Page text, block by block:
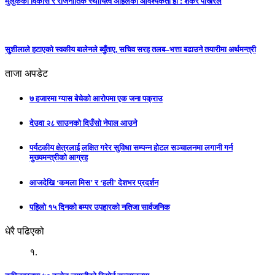
सुशीलाले हटाएको स्वकीय बालेनले ब्युँताए, सचिव सरह तलब–भत्ता बढाउने तयारीमा अर्थमन्त्री
ताजा अपडेट
७ हजारमा ग्यास बेचेको आरोपमा एक जना पक्राउ
देउवा २८ साउनको दिउँसो नेपाल आउने
पर्यटकीय क्षेत्रलाई लक्षित गरेर सुविधा सम्पन्न होटल सञ्चालनमा लगानी गर्न
मुख्यमन्त्रीको आग्रह
आजदेखि ‘कमला मिस’ र ‘हली’ देशभर प्रदर्शन
पहिलो १५ दिनको बम्पर उपहारको नतिजा सार्वजनिक
धेरै पढिएको
१.